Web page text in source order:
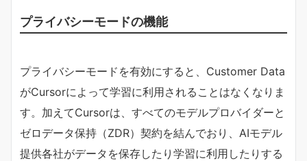
プライバシーモードの機能
プライバシーモードを有効にすると、Customer Data
がCursorによって学習に利用されることはなくなりま
す。加えてCursorは、すべてのモデルプロバイダーと
ゼロデータ保持（ZDR）契約を結んでおり、AIモデル
提供各社がデータを保存したり学習に利用したりする